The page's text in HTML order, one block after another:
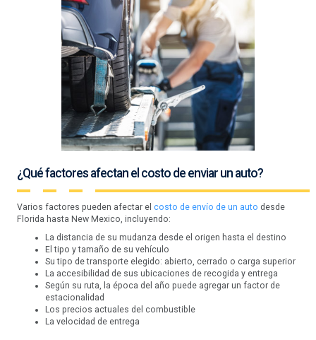
¿Qué factores afectan el costo de enviar un auto?
Varios factores pueden afectar el costo de envío de un auto desde
Florida hasta New Mexico, incluyendo:
La distancia de su mudanza desde el origen hasta el destino
El tipo y tamaño de su vehículo
Su tipo de transporte elegido: abierto, cerrado o carga superior
La accesibilidad de sus ubicaciones de recogida y entrega
Según su ruta, la época del año puede agregar un factor de
estacionalidad
Los precios actuales del combustible
La velocidad de entrega